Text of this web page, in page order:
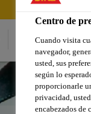
Innovaciones
Centro de
Cuando visita
navegador,
usted, sus
según lo
proporcionarle
privacidad,
encabezados de